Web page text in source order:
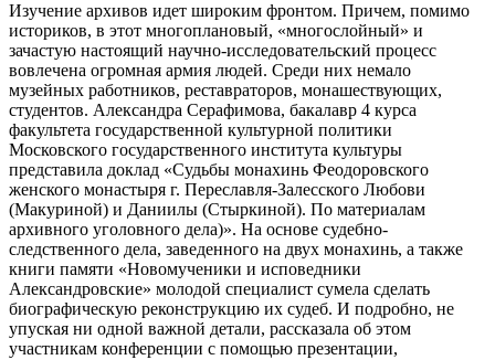
Изучение архивов идет широким фронтом. Причем, помимо
историков, в этот многоплановый, «многослойный» и
зачастую настоящий научно-исследовательский процесс
вовлечена огромная армия людей. Среди них немало
музейных работников, реставраторов, монашествующих,
студентов. Александра Серафимова, бакалавр 4 курса
факультета государственной культурной политики
Московского государственного института культуры
представила доклад «Судьбы монахинь Феодоровского
женского монастыря г. Переславля-Залесского Любови
(Макуриной) и Даниилы (Стыркиной). По материалам
архивного уголовного дела)». На основе судебно-
следственного дела, заведенного на двух монахинь, а также
книги памяти «Новомученики и исповедники
Александровские» молодой специалист сумела сделать
биографическую реконструкцию их судеб. И подробно, не
упуская ни одной важной детали, рассказала об этом
участникам конференции с помощью презентации,